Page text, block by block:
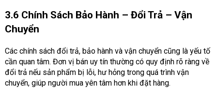
3.6 Chính Sách Bảo Hành – Đổi Trả – Vận
Chuyển
Các chính sách đổi trả, bảo hành và vận chuyển cũng là yếu tố
cần quan tâm. Đơn vị bán uy tín thường có quy định rõ ràng về
đổi trả nếu sản phẩm bị lỗi, hư hỏng trong quá trình vận
chuyển, giúp người mua yên tâm hơn khi đặt hàng.